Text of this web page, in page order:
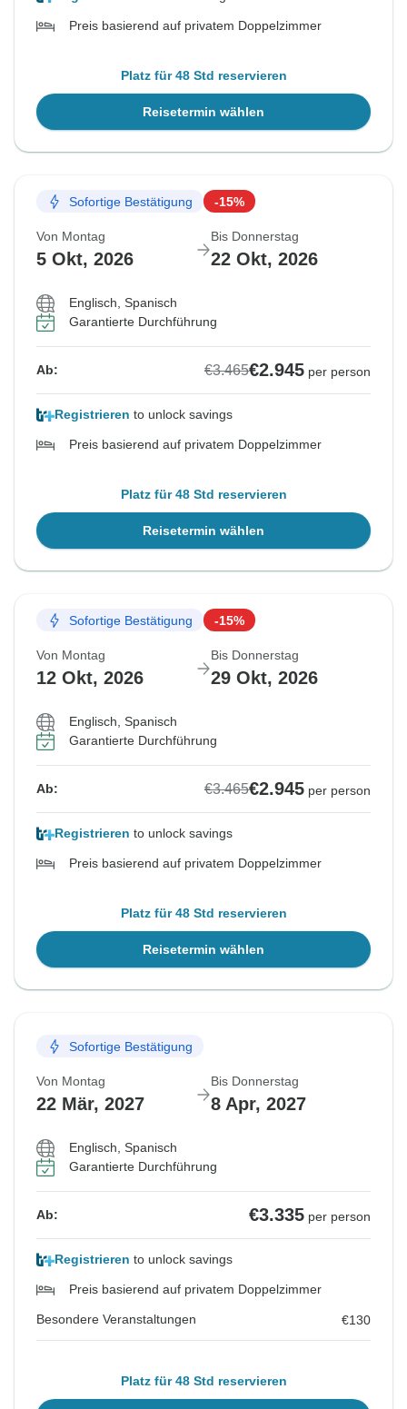
Preis basierend auf privatem Doppelzimmer
Platz für 48 Std reservieren
Reisetermin wählen
Sofortige Bestätigung -15%
Von Montag
5 Okt, 2026
Bis Donnerstag
22 Okt, 2026
Englisch, Spanisch
Garantierte Durchführung
Ab: €3.465€2.945 per person
Registrieren to unlock savings
Preis basierend auf privatem Doppelzimmer
Platz für 48 Std reservieren
Reisetermin wählen
Sofortige Bestätigung -15%
Von Montag
12 Okt, 2026
Bis Donnerstag
29 Okt, 2026
Englisch, Spanisch
Garantierte Durchführung
Ab: €3.465€2.945 per person
Registrieren to unlock savings
Preis basierend auf privatem Doppelzimmer
Platz für 48 Std reservieren
Reisetermin wählen
Sofortige Bestätigung
Von Montag
22 Mär, 2027
Bis Donnerstag
8 Apr, 2027
Englisch, Spanisch
Garantierte Durchführung
Ab: €3.335 per person
Registrieren to unlock savings
Preis basierend auf privatem Doppelzimmer
Besondere Veranstaltungen €130
Platz für 48 Std reservieren